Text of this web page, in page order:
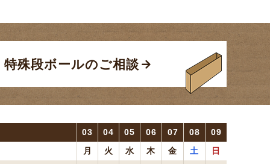
特殊段ボールのご相談
03 04 05 06 07 08
09
月
火 水 木 金 土 日